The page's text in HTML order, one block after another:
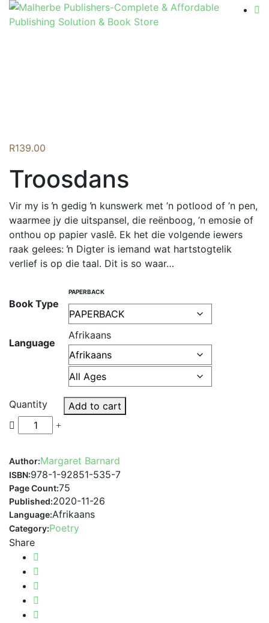
R139.00
Troosdans
Vir my is ŉ gedig ŉ kunswerk met ’n potlood of ’n pen,
waarmee jy die uitspansel, die reënboog, ’n emosie of
onthou op papier vaslê. Ek het die volgende iewers
raak gelees: ŉ Digter is iemand wat hartstogtelik
verlief is op die taal. Dit is so waar…
Book Type
PAPERBACK
Language
Afrikaans
Quantity Add to cart
Author:Margaret Barnard
ISBN:978-1-92851-535-7
Page Count:75
Published:2020-11-26
Language:Afrikaans
Category:Poetry
Share